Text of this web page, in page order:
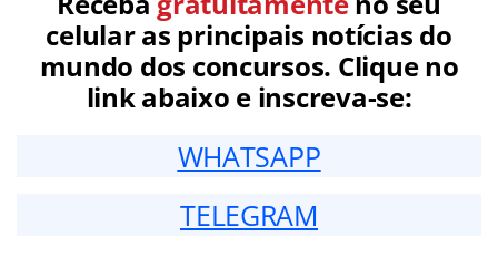
celular as principais notícias do
mundo dos concursos. Clique no
link abaixo e inscreva-se:
WHATSAPP
TELEGRAM